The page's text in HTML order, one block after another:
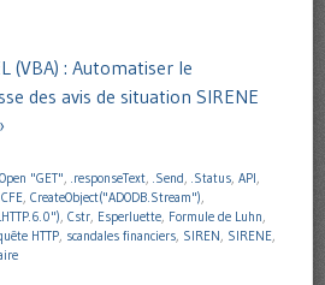
(VBA) : Automatiser le
des avis de situation SIRENE
.Open "GET" .responseText .Send .Status API
CFE CreateObject("ADODB.Stream")
Cstr Esperluette Formule de Luhn
HTTP scandales financiers SIREN SIRENE